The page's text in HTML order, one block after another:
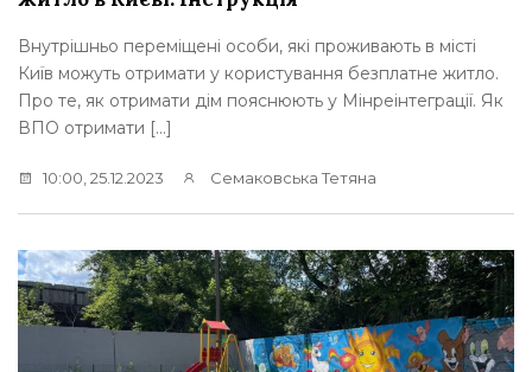
Внутрішньо переміщені особи, які проживають в місті
Київ можуть отримати у користування безплатне житло.
Про те, як отримати дім пояснюють у Мінреінтеграції. Як
ВПО отримати […]
10:00, 25.12.2023 Семаковська Тетяна